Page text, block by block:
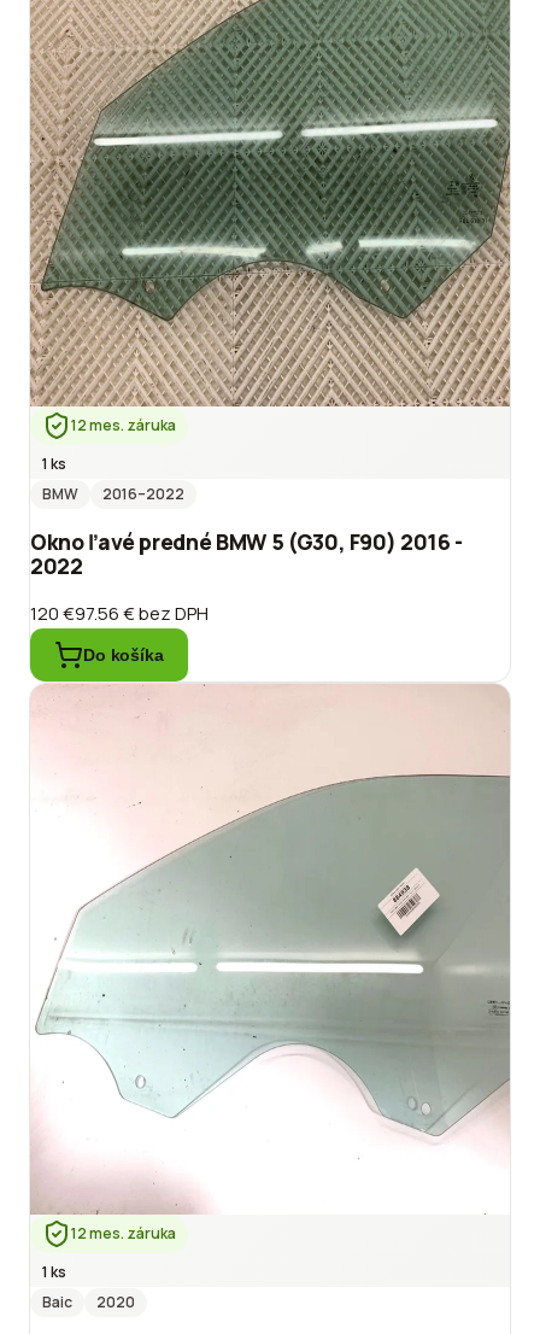
12 mes. záruka
1 ks
BMW
2016–2022
Okno ľavé predné BMW 5 (G30, F90) 2016 -
2022
120 €97.56 €bez DPH
Do košíka
12 mes. záruka
1 ks
Baic
2020